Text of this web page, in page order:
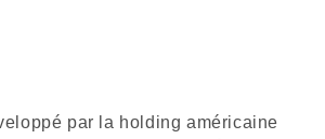
par la holding américaine